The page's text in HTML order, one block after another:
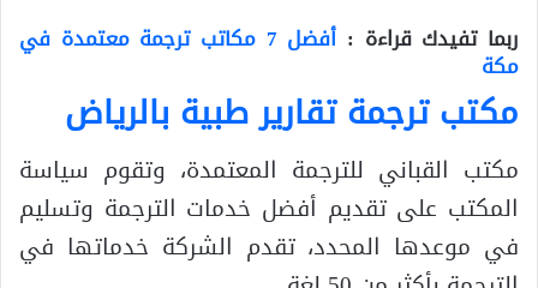
ربما تفيدك قراءة : أفضل 7 مكاتب ترجمة معتمدة في
مكة
مكتب ترجمة تقارير طبية بالرياض
مكتب القباني للترجمة المعتمدة، وتقوم سياسة
المكتب على تقديم أفضل خدمات الترجمة وتسليم
في موعدها المحدد، تقدم الشركة خدماتها في